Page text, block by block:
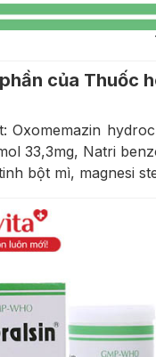
của Thuốc
Oxomemazin
33,3mg, Natri
bột mì, magnesi